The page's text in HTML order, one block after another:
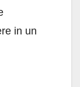
in un